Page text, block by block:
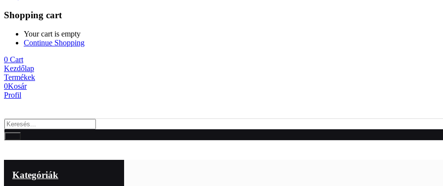
Shopping cart
Your cart is empty
Continue Shopping
0 Cart
Kezdőlap
Termékek
0Kosár
Profil
Kategóriák